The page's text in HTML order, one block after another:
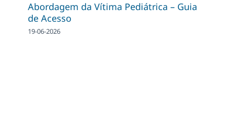
Abordagem da Vítima Pediátrica – Guia
de Acesso
19-06-2026